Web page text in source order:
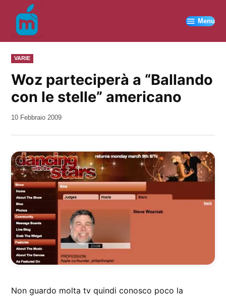
contenuto
Menu
PUBBLICATO
IN
VARIE
Woz parteciperà a “Ballando
con le stelle” americano
da
10 Febbraio 2009
Non guardo molta tv quindi conosco poco la